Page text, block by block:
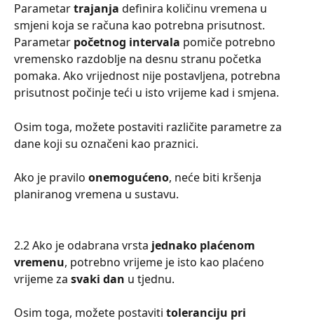
Parametar trajanja definira količinu vremena u
smjeni koja se računa kao potrebna prisutnost.
Parametar početnog intervala pomiče potrebno
vremensko razdoblje na desnu stranu početka
pomaka. Ako vrijednost nije postavljena, potrebna
prisutnost počinje teći u isto vrijeme kad i smjena.
Osim toga, možete postaviti različite parametre za
dane koji su označeni kao praznici.
Ako je pravilo onemogućeno, neće biti kršenja
planiranog vremena u sustavu.
2.2 Ako je odabrana vrsta jednako plaćenom
vremenu, potrebno vrijeme je isto kao plaćeno
vrijeme za svaki dan u tjednu.
Osim toga, možete postaviti toleranciju pri